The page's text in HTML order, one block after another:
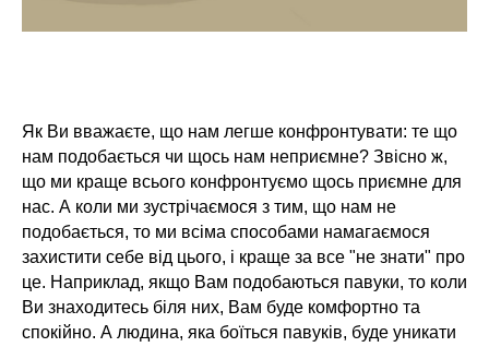
Як Ви вважаєте, що нам легше конфронтувати: те що
нам подобається чи щось нам неприємне? Звісно ж,
що ми краще всього конфронтуємо щось приємне для
нас. А коли ми зустрічаємося з тим, що нам не
подобається, то ми всіма способами намагаємося
захистити себе від цього, і краще за все "не знати" про
це. Наприклад, якщо Вам подобаються павуки, то коли
Ви знаходитесь біля них, Вам буде комфортно та
спокійно. А людина, яка боїться павуків, буде уникати